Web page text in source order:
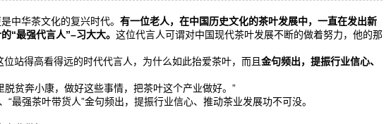
中华茶文化的复兴时代。 有一位老人，在中国历史文化的茶叶发展中，一直在发出新
“最强代言人”–习大大。 这位代言人可谓对中国现代茶叶发展不断的做着努力，他的那
站得高看得远的时代代言人，为什么如此抬爱茶叶，而且金句频出，提振行业信心、
贫奔小康，做好这些事情，把茶叶这个产业做好。”
“最强茶叶带货人”金句频出，提振行业信心、推动茶业发展功不可没。